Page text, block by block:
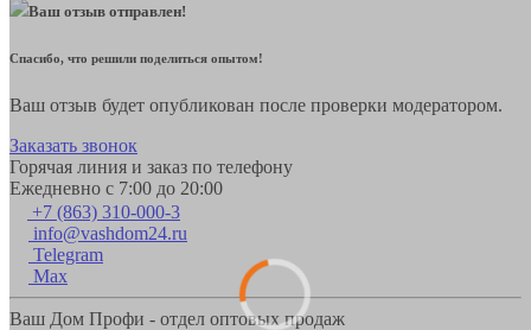
Ваш отзыв отправлен!
Спасибо, что решили поделиться опытом!
Ваш отзыв будет опубликован после проверки модератором.
Заказать звонок
Горячая линия и заказ по телефону
Ежедневно с 7:00 до 20:00
+7 (863) 310-000-3
info@vashdom24.ru
Telegram
Max
Ваш Дом Профи - отдел оптовых продаж